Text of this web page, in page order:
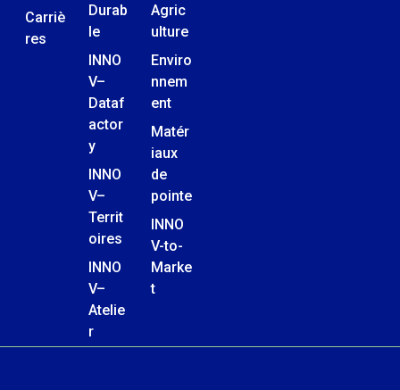
Carriè
res
Durab
le
INNO
V–
Dataf
actor
y
INNO
V–
Territ
oires
INNO
V–
Atelie
r
Agric
ulture
Enviro
nnem
ent
Matér
iaux
de
pointe
INNO
V-to-
Marke
t